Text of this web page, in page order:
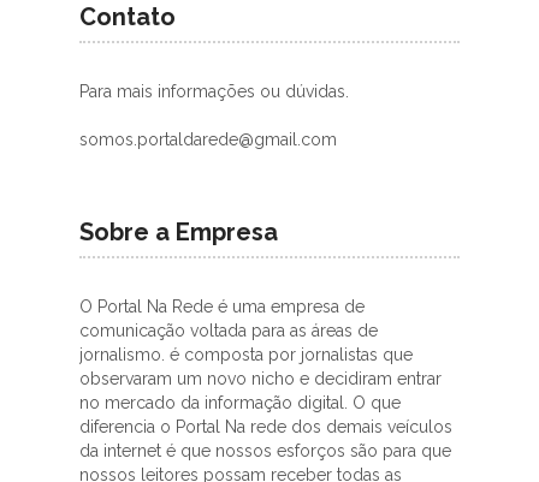
Contato
Para mais informações ou dúvidas.
somos.portaldarede@gmail.com
Sobre a Empresa
O Portal Na Rede é uma empresa de
comunicação voltada para as áreas de
jornalismo. é composta por jornalistas que
observaram um novo nicho e decidiram entrar
no mercado da informação digital. O que
diferencia o Portal Na rede dos demais veículos
da internet é que nossos esforços são para que
nossos leitores possam receber todas as